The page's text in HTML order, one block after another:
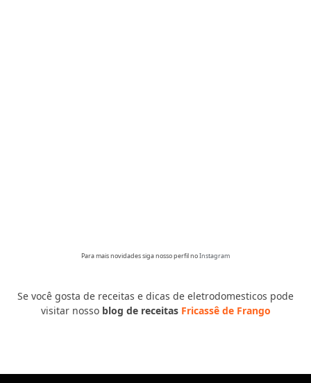
Para mais novidades siga nosso perfil noInstagram
Se você gosta de receitas e dicas de eletrodomesticos pode
visitar nosso blog de receitas Fricassê de Frango